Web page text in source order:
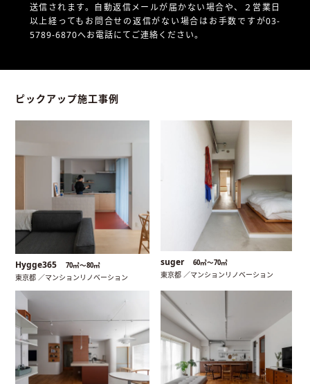
送信されます。自動返信メールが届かない場合や、
２営業日
以上経ってもお問合せの返信がない場合はお手数ですが03-
5789-6870へお電話にてご連絡ください。
ピックアップ施工事例
Hygge365 70㎡〜80㎡
東京都 ／マンションリノベーション
suger 60㎡〜70㎡
東京都 ／マンションリノベーション